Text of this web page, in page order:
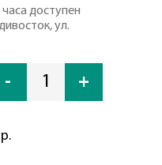
доступен
ул.
- 1 +